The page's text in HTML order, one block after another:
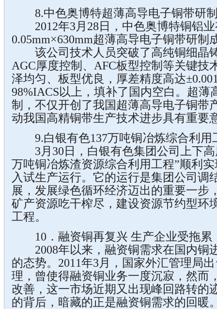
8.中色奥博特超薄高导电子铜带研
2012年3月28日，中色奥博特铜铝业
0.05mm×630mm超薄高导电子铜带研制
该公司技术人员突破了高纯铜细晶
AGC厚度控制、AFC板型控制等关键技
泽均匀、板型优良，厚差精度高达
98%IACS以上，填补了国内空白。超薄
制，不仅开创了我国超薄高导电子铜带
动我国高精铜带生产技术进步具有重要
9.白银有色137万吨铜冶炼综合利用
3月30日，白银有色集团公司上下高
万吨铜冶炼渣资源综合利用工程”顺利
入试生产运行。它的运行是集团公司调
展，发展绿色循环经济迈出的重要一步
矿产资源吃干榨尽，建设资源节约型环
工程。
10．融资铜再复兴 生产企业受拖累
2008年以来，融资铜需求在国内铜
的态势。2011年3月，国家外汇管理局
理，曾使得融资铜业务一度沉寂，然而
改善，这一市场近期又出现峰回路转的
的背后，暗藏的正是融资铜需求的回暖